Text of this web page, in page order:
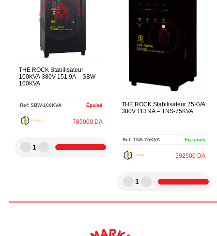
THE ROCK Stabilisateur
100KVA 380V 151.9A – SBW-
100KVA
Ref: SBW-100KVA Épuisé
785000 DA
1
THE ROCK Stabilisateur 75KVA
380V 113.9A – TNS-75KVA
Ref: TNS-75KVA En stock
592500 DA
1